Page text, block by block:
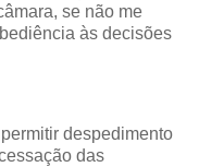
se não me
às decisões
despedimento
das